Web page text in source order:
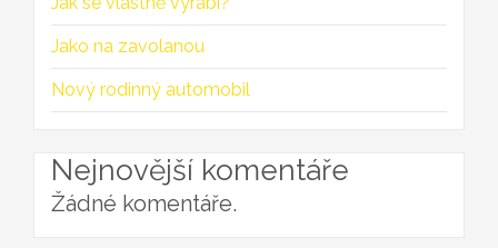
Jako na zavolanou
Nový rodinný automobil
Nejnovější komentáře
Žádné komentáře.